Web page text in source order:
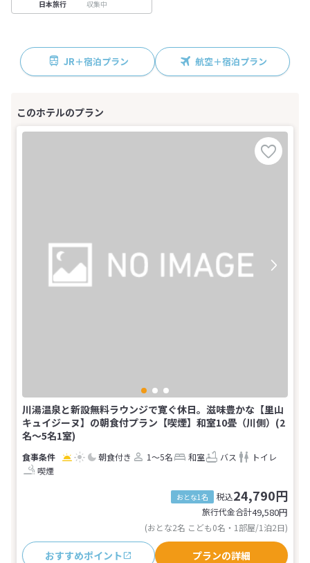
日本旅行 収集中
JR＋宿泊プラン 航空＋宿泊プラン
川湯温泉と新設無料ラウンジで寛ぐ休日。滋味豊かな【里山
キュイジーヌ】の朝食付プラン【喫煙】和室10畳（川側）(2
名～5名1室)
朝食付き 1～5名 和室 バス
トイレ
喫煙
おとな1名 税込24,790円
旅行代金合計49,580円
(おとな2名 こども0名・1部屋/1泊2日)
おすすめポイント プランの詳細